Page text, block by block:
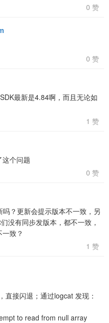
0 赞
0 赞
最新是4.84啊，而且无论如
1 赞
个问题
0 赞
？更新会提示版本不一致，另
没有同步发版本，都不一致，
致？
1 赞
直接闪退；通过logcat 发现：
to read from null array